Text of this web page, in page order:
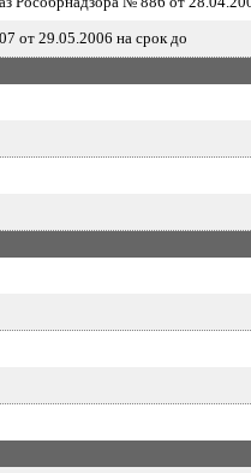
от 29.05.2006 на срок до